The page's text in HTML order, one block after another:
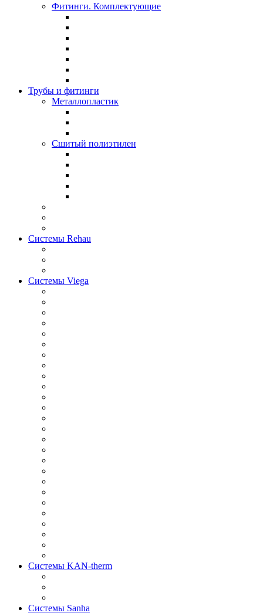
Фитинги. Комплектующие
Трубы и фитинги
Металлопластик
Сшитый полиэтилен
Системы Rehau
Системы Viega
Системы KAN-therm
Системы Sanha